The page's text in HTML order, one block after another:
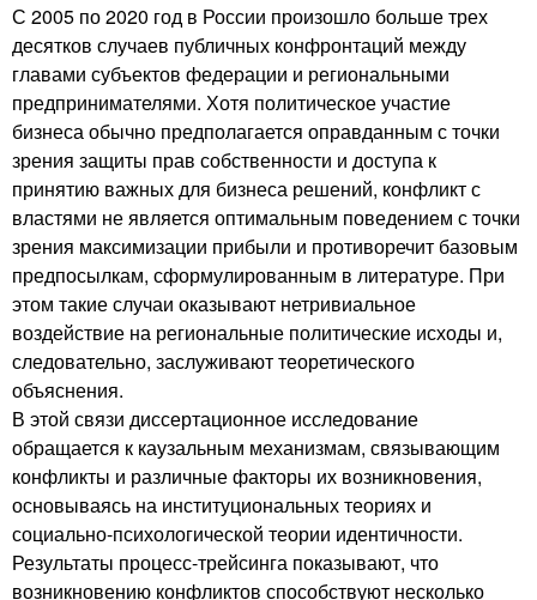
С 2005 по 2020 год в России произошло больше трех
десятков случаев публичных конфронтаций между
главами субъектов федерации и региональными
предпринимателями. Хотя политическое участие
бизнеса обычно предполагается оправданным с точки
зрения защиты прав собственности и доступа к
принятию важных для бизнеса решений, конфликт с
властями не является оптимальным поведением с точки
зрения максимизации прибыли и противоречит базовым
предпосылкам, сформулированным в литературе. При
этом такие случаи оказывают нетривиальное
воздействие на региональные политические исходы и,
следовательно, заслуживают теоретического
объяснения.
В этой связи диссертационное исследование
обращается к каузальным механизмам, связывающим
конфликты и различные факторы их возникновения,
основываясь на институциональных теориях и
социально-психологической теории идентичности.
Результаты процесс-трейсинга показывают, что
возникновению конфликтов способствуют несколько